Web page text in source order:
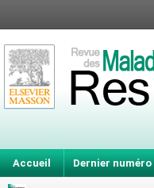
Accueil Dernier numéro